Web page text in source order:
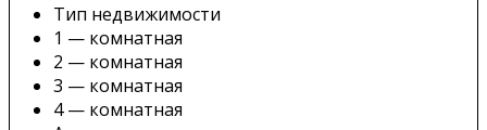
Тип недвижимости
1 — комнатная
2 — комнатная
3 — комнатная
4 — комнатная